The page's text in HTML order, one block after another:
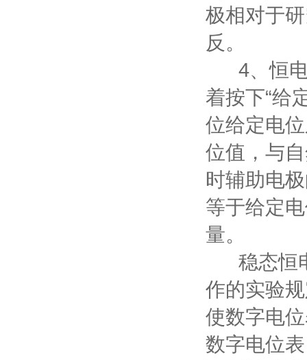
极相对于
反。
4、恒电
着按下“给
位给定电
位值，与
时辅助电
等于给定
量。
稳态恒电
作的实验
使数字电
数字电位